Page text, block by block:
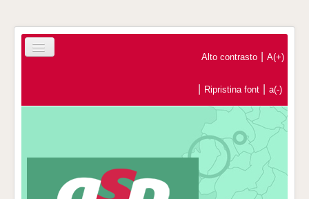
Contatti
Alto contrasto A(+)
Ripristina font a(-)